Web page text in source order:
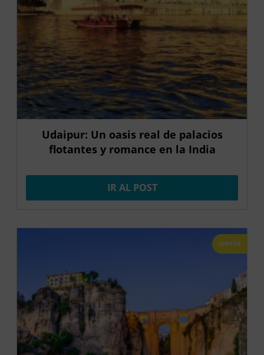
Udaipur: Un oasis real de palacios
flotantes y romance en la India
IR AL POST
OFERTA